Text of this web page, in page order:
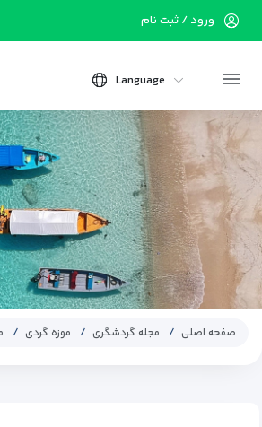
ورود / ثبت نام
Language
صفحه اصلی مجله گردشگری موزه گردی